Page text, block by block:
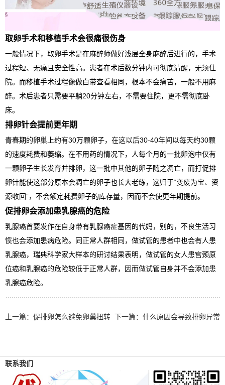
取卵手术和移植手术会很痛很伤身
一般情况下，取卵手术是在麻醉师做好浅层全身麻醉后进行的，手术
过程短、无痛且安全性高。患者在术后数分钟内可彻底清醒，无须住
院。而移植手术过程像做白带查看相同，根本不会痛苦，一般不用麻
醉。术后患者只需要平躺20分钟左右，不需要住院，更不需彻底卧
床。
排卵针会提前更年期
青春期的卵巢上约有30万颗卵子，在这以后30-40年间以每天约30颗
的速度耗费和萎缩。在不用药的情况下，人每个月的一批卵泡中仅有
一颗卵子生长发育并排卵，这一批中其他的卵子随之凋亡，而打促排
卵针能使这部分原本会凋亡的卵子也长大老练，这归于“变废为宝、资
源收回”，不会额定耗费卵子的库存量，因而不会使更年期提前。
促排卵会添加患乳腺癌的危险
乳腺癌首要发作在自身带有乳腺癌症基因的代妈，别的，不良生活习
惯也会添加患病危险。同正常人群相同，做试管的患者中也会有人患
乳腺癌，瑞典科学家大样本的研讨结果表明，做试管的女人患宫颈原
位癌和乳腺癌的危险较低于正常人群，因而做试管自身并不会添加患
乳腺癌危险。
上一篇： 促排卵怎么避免卵巢扭转 下一篇： 什么原因会导致排卵异常
联系我们